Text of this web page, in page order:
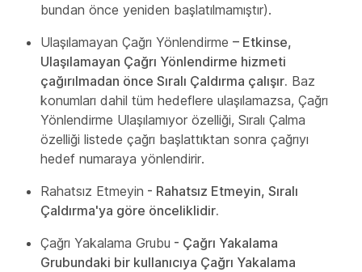
bundan önce yeniden başlatılmamıştır).
Ulaşılamayan Çağrı Yönlendirme – Etkinse,
Ulaşılamayan Çağrı Yönlendirme hizmeti
çağırılmadan önce Sıralı Çaldırma çalışır. Baz
konumları dahil tüm hedeflere ulaşılamazsa, Çağrı
Yönlendirme Ulaşılamıyor özelliği, Sıralı Çalma
özelliği listede çağrı başlattıktan sonra çağrıyı
hedef numaraya yönlendirir.
Rahatsız Etmeyin - Rahatsız Etmeyin, Sıralı
Çaldırma'ya göre önceliklidir.
Çağrı Yakalama Grubu - Çağrı Yakalama
Grubundaki bir kullanıcıya Çağrı Yakalama